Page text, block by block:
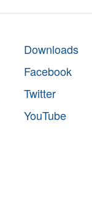
Downloads
Facebook
Twitter
YouTube